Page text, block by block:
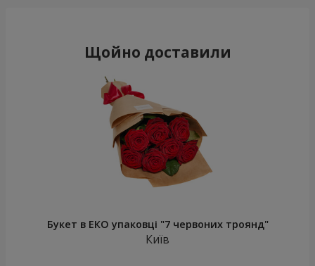
Щойно доставили
Букет в ЕКО упаковці "7 червоних троянд"
Київ